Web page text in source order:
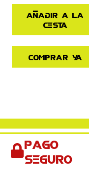
Añadir a la
cesta
Comprar ya
Pago
seguro